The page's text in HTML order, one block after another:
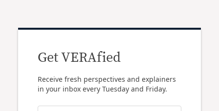
Get VERAfied
Receive fresh perspectives and explainers
in your inbox every Tuesday and Friday.